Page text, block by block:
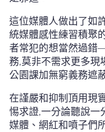
這位媒體人做出了如
統媒體感性練習積聚
者常犯的想當然過錯
務,莫非不需求更多現
公園課加無窮義務遮
在謹嚴和抑制頂用現
惕求證,一分論聽說一
媒體、網紅和噴子們